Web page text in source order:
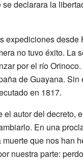
declarara la
expediciones desde
no tuvo éxito. La
por el río
de Guayana. Sin
en 1817.
el autor del decreto,
En una
que nos han
nuestra parte: